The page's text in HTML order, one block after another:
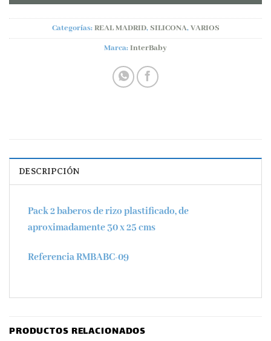
Categorías:REAL MADRID,SILICONA,VARIOS
Marca:InterBaby
DESCRIPCIÓN
Pack 2 baberos de rizo plastificado, de
aproximadamente 30 x 25 cms
Referencia RMBABC-09
PRODUCTOS RELACIONADOS